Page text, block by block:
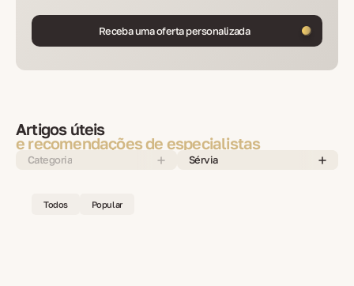
Receba uma oferta personalizada
Artigos úteis
e recomendações de especialistas
Categoria Sérvia
Todos Popular